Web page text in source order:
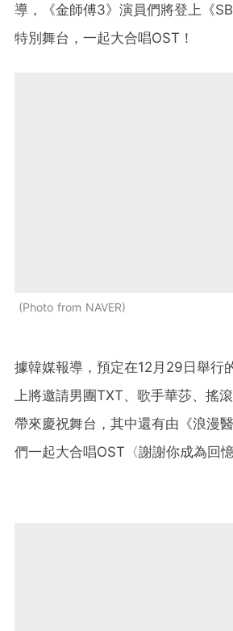
導，《金師傅3》演員們將登上《
特別舞台，一起大合唱OST！
Photo from NAVER
據韓媒報導，預定在12月29日舉行
上將邀請男團TXT、歌手華莎、搖
帶來慶祝舞台，其中還有由《浪漫
們一起大合唱OST〈謝謝你成為回